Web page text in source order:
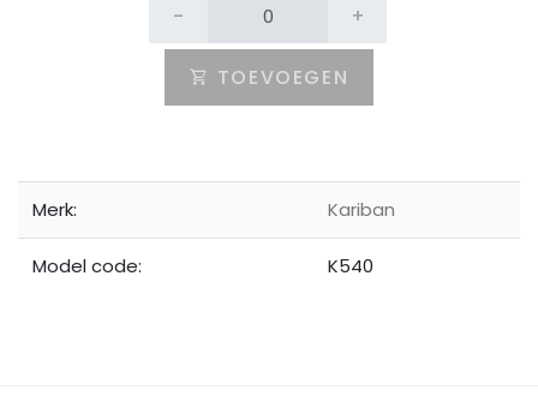
- +
TOEVOEGEN
Merk: Kariban
Model code: K540